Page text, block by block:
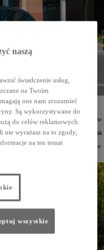
zweryfikowanych samochodów
i niezawodnymi napędami
w piątą generację tego układu, takie jak
wybierać spośród szerokiej gamy
– a przedsiębiorcy znajdą w ofercie
ze specjalistycznymi zabudowami.
naszą
świadczenie usług,
na Twoim
one nam zrozumieć
Są wykorzystywane do
do celów reklamowych.
nie wyrażasz na to zgody,
na ten temat
wszystkie